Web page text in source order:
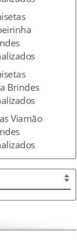
Brindes
Viamão